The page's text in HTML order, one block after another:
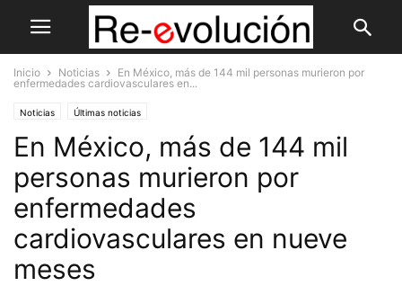
Inicio Noticias
En México, más de 144 mil personas murieron por
enfermedades cardiovasculares en...
Noticias Últimas noticias
En México, más de 144 mil
personas murieron por
enfermedades
cardiovasculares en nueve
meses